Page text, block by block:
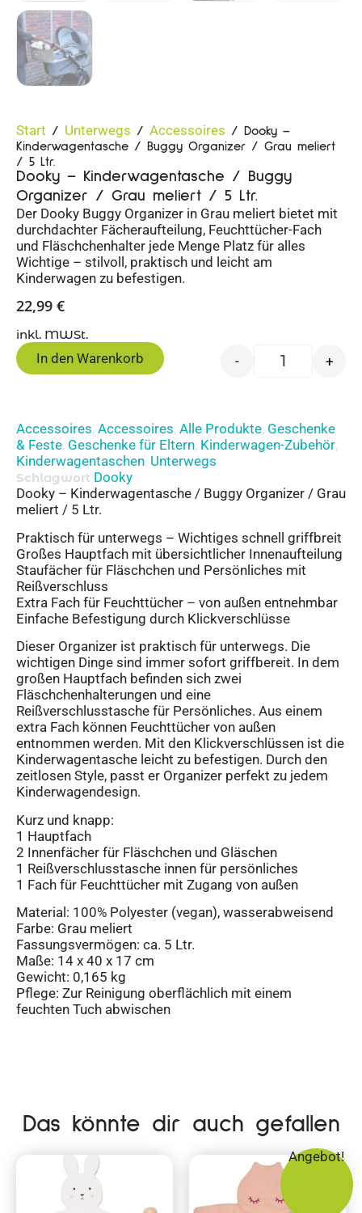
Start / Unterwegs / Accessoires / Dooky –
Kinderwagentasche / Buggy Organizer / Grau meliert
/ 5 Ltr.
Dooky – Kinderwagentasche / Buggy
Organizer / Grau meliert / 5 Ltr.
Der Dooky Buggy Organizer in Grau meliert bietet mit
durchdachter Fächeraufteilung, Feuchttücher-Fach
und Fläschchenhalter jede Menge Platz für alles
Wichtige – stilvoll, praktisch und leicht am
Kinderwagen zu befestigen.
22,99 €
inkl. MWSt.
- +
In den Warenkorb
Accessoires, Accessoires, Alle Produkte, Geschenke
& Feste, Geschenke für Eltern, Kinderwagen-Zubehör,
Kinderwagentaschen, Unterwegs
Schlagwort Dooky
Dooky – Kinderwagentasche / Buggy Organizer / Grau
meliert / 5 Ltr.
Praktisch für unterwegs – Wichtiges schnell griffbreit
Großes Hauptfach mit übersichtlicher Innenaufteilung
Staufächer für Fläschchen und Persönliches mit
Reißverschluss
Extra Fach für Feuchttücher – von außen entnehmbar
Einfache Befestigung durch Klickverschlüsse
Dieser Organizer ist praktisch für unterwegs. Die
wichtigen Dinge sind immer sofort griffbereit. In dem
großen Hauptfach befinden sich zwei
Fläschchenhalterungen und eine
Reißverschlusstasche für Persönliches. Aus einem
extra Fach können Feuchttücher von außen
entnommen werden. Mit den Klickverschlüssen ist die
Kinderwagentasche leicht zu befestigen. Durch den
zeitlosen Style, passt er Organizer perfekt zu jedem
Kinderwagendesign.
Kurz und knapp:
1 Hauptfach
2 Innenfächer für Fläschchen und Gläschen
1 Reißverschlusstasche innen für persönliches
1 Fach für Feuchttücher mit Zugang von außen
Material: 100% Polyester (vegan), wasserabweisend
Farbe: Grau meliert
Fassungsvermögen: ca. 5 Ltr.
Maße: 14 x 40 x 17 cm
Gewicht: 0,165 kg
Pflege: Zur Reinigung oberflächlich mit einem
feuchten Tuch abwischen
Das könnte dir auch gefallen
Angebot!